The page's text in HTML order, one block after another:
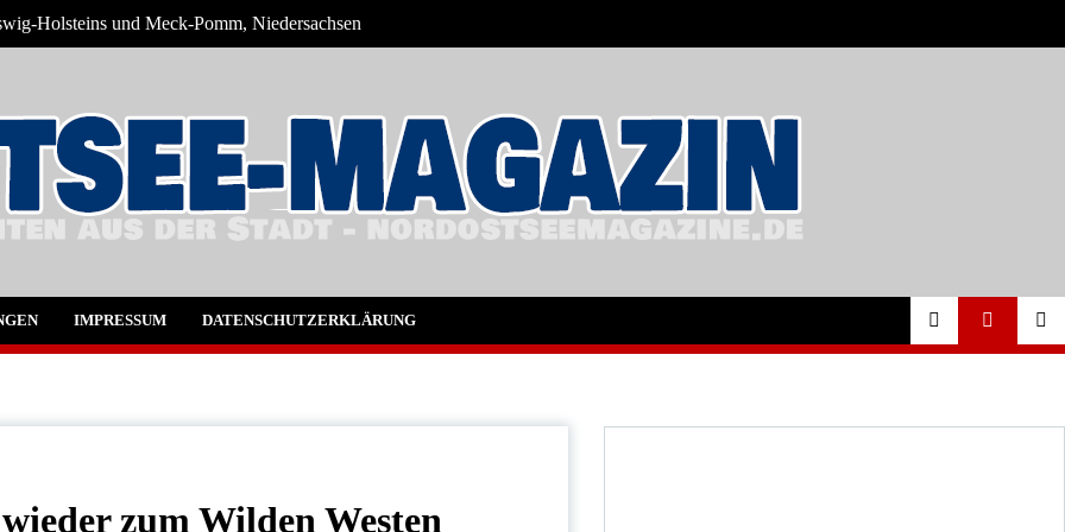
Holsteins und Meck-Pomm, Niedersachsen
Blog
IMPRESSUM DATENSCHUTZERKLÄRUNG
zum Wilden Westen